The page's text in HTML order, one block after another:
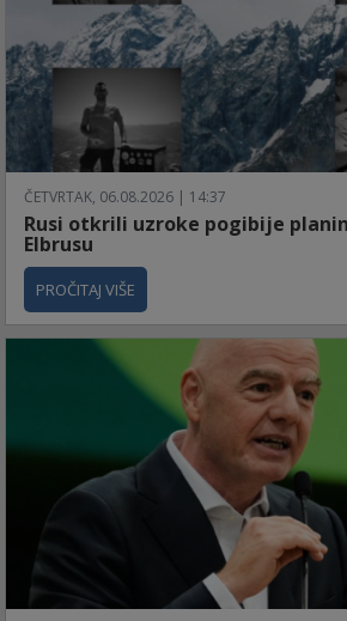
ČETVRTAK, 06.08.2026 | 14:37
Rusi otkrili uzroke pogibije
Elbrusu
PROČITAJ VIŠE